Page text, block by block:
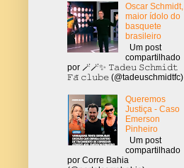
Oscar Schmidt,
maior ídolo do
basquete
brasileiro
Um post
compartilhado
por 🪄🪄✨ 𝚃𝚊𝚍𝚎𝚞 𝚂𝚌𝚑𝚖𝚒𝚍𝚝
𝙵𝚊̃ 𝚌𝚕𝚞𝚋𝚎 (@tadeuschmidtfc)
Queremos
Justiça - Caso
Emerson
Pinheiro
Um post
compartilhado
por Corre Bahia